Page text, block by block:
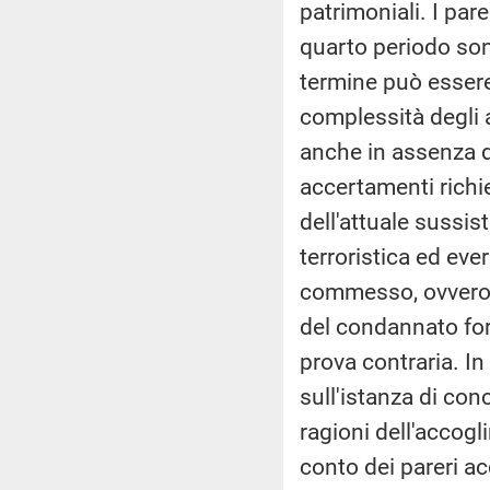
patrimoniali. I
quarto periodo
termine può
complessità degli
anche in assenza
accertamenti
dell'attuale
terroristica ed
commesso,
del condannato
prova contraria.
sull'istanza di
ragioni
conto dei pareri